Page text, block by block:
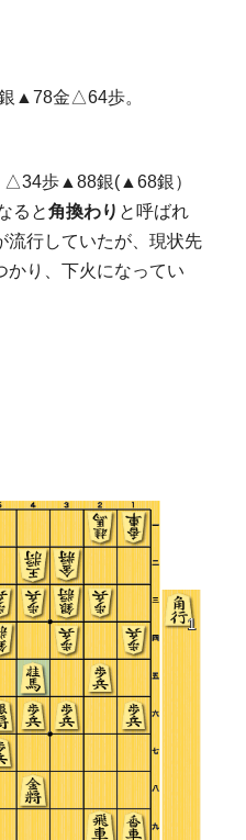
金△64歩。
△34歩▲88銀(▲68銀）
ると角換わり と呼ばれ
流行していたが、現状先
かり、下火になってい